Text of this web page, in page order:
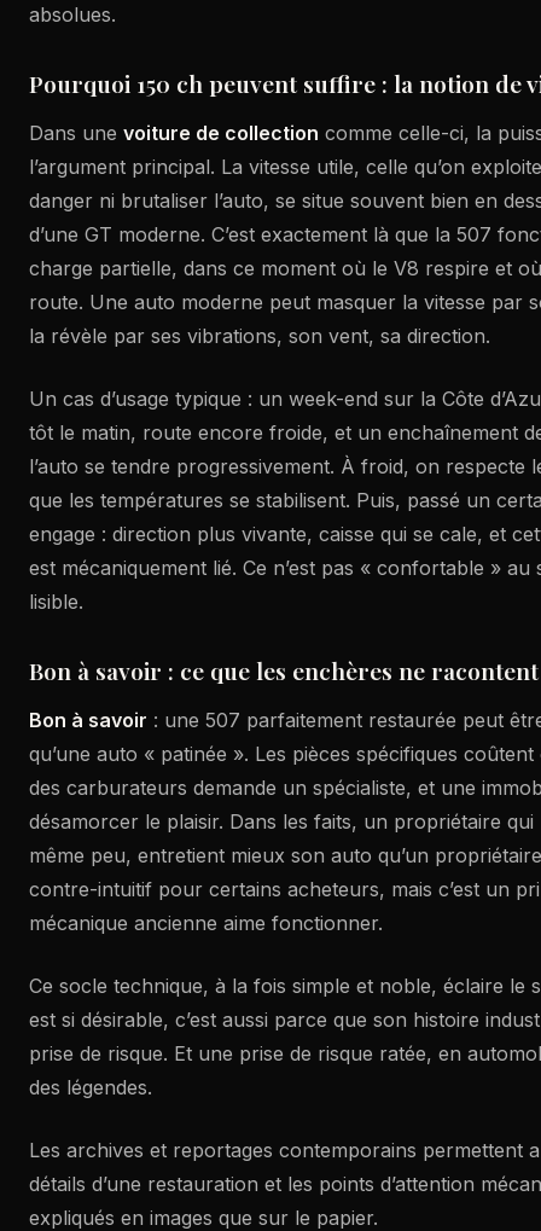
absolues.
Pourquoi 150 ch peuvent suffire : la notion de
Dans une voiture de collection comme celle-ci, la
l’argument principal. La vitesse utile, celle qu’on
danger ni brutaliser l’auto, se situe souvent bien en
d’une GT moderne. C’est exactement là que la 507
charge partielle, dans ce moment où le V8 respire et
route. Une auto moderne peut masquer la vitesse par
la révèle par ses vibrations, son vent, sa direction.
Un cas d’usage typique : un week-end sur la Côte
tôt le matin, route encore froide, et un enchaînement
l’auto se tendre progressivement. À froid, on respecte
que les températures se stabilisent. Puis, passé un
engage : direction plus vivante, caisse qui se cale, et
est mécaniquement lié. Ce n’est pas « confortable » au
lisible.
Bon à savoir : ce que les enchères ne
Bon à savoir : une 507 parfaitement restaurée peut
qu’une auto « patinée ». Les pièces spécifiques
des carburateurs demande un spécialiste, et une
désamorcer le plaisir. Dans les faits, un propriétaire
même peu, entretient mieux son auto qu’un propriétaire
contre-intuitif pour certains acheteurs, mais c’est un
mécanique ancienne aime fonctionner.
Ce socle technique, à la fois simple et noble, éclaire le
est si désirable, c’est aussi parce que son histoire
prise de risque. Et une prise de risque ratée, en
des légendes.
Les archives et reportages contemporains permettent
détails d’une restauration et les points d’attention
expliqués en images que sur le papier.